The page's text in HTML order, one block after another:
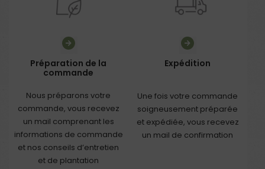
Préparation de la
commande
Nous préparons votre
commande, vous recevez
un mail comprenant les
informations de commande
et nos conseils d’entretien
et de plantation
Expédition
Une fois votre commande
soigneusement préparée
et expédiée, vous recevez
un mail de confirmation